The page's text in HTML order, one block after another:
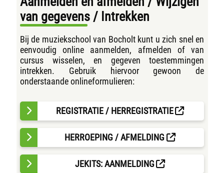
van gegevens / Intrekken
Bij de muziekschool van Bocholt kunt u zich snel en
eenvoudig online aanmelden, afmelden of van
cursus wisselen, en gegeven toestemmingen
intrekken. Gebruik hiervoor gewoon de
onderstaande onlineformulieren:
REGISTRATIE / HERREGISTRATIE
HERROEPING / AFMELDING
JEKITS: AANMELDING